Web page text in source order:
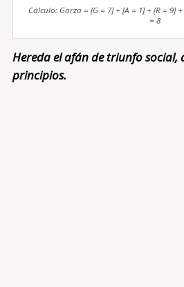
Cálculo: Garza = [G = 7] + [A = 1] + [R = 9]
= 8
Hereda el afán de triunfo social,
principios.